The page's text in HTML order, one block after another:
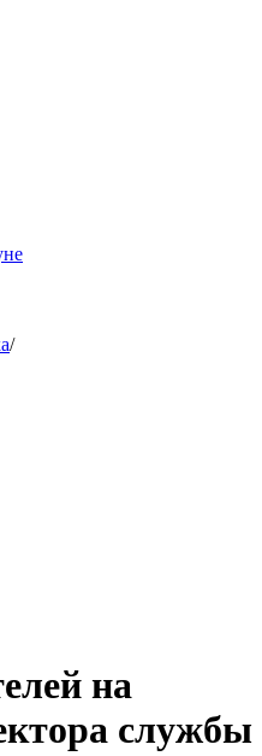
/
на
службы